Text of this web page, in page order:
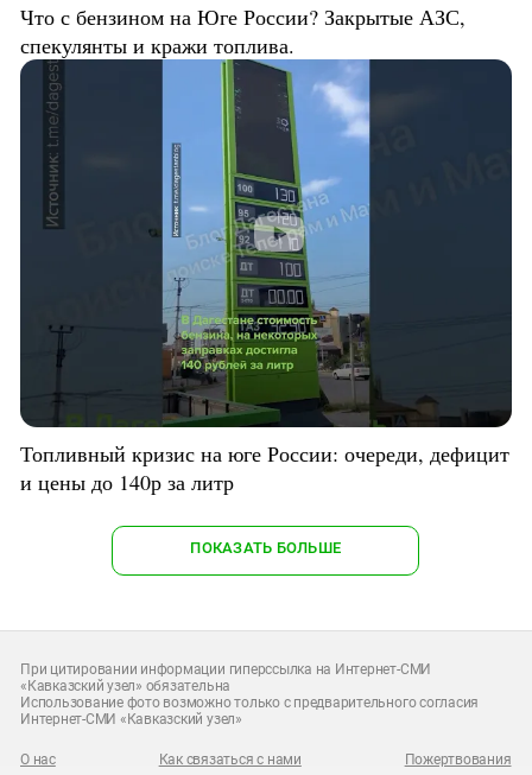
Что с бензином на Юге России? Закрытые АЗС,
спекулянты и кражи топлива.
Топливный кризис на юге России: очереди, дефицит
и цены до 140р за литр
ПОКАЗАТЬ БОЛЬШЕ
При цитировании информации гиперссылка на Интернет-СМИ
«Кавказский узел» обязательна
Использование фото возможно только с предварительного согласия
Интернет-СМИ «Кавказский узел»
О нас Как связаться с нами Пожертвования